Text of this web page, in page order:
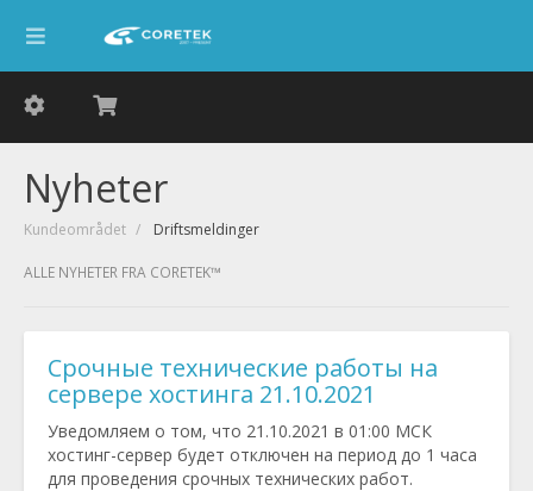
Nyheter
Kundeområdet Driftsmeldinger
ALLE NYHETER FRA CORETEK™
Срочные технические работы на
сервере хостинга 21.10.2021
Уведомляем о том, что 21.10.2021 в 01:00 МСК
хостинг-сервер будет отключен на период до 1 часа
для проведения срочных технических работ.